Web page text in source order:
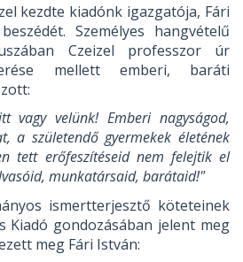
kezdte kiadónk igazgatója, Fári
Személyes hangvételű
Czeizel professzor úr
mellett emberi, baráti
vagy velünk! Emberi nagyságod,
a születendő gyermekek életének
tett erőfeszítéseid nem felejtik el
munkatársaid, barátaid!"
ismertterjesztő köteteinek
Kiadó gondozásában jelent meg
meg Fári István: